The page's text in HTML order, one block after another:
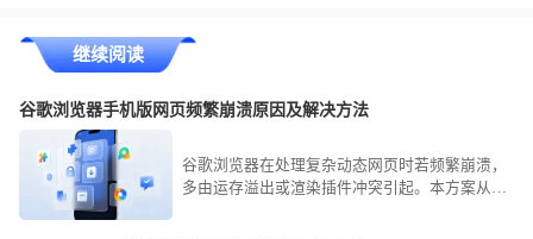
继续阅读
谷歌浏览器手机版网页频繁崩溃原因及解决方法
谷歌浏览器在处理复杂动态网页时若频繁崩溃，
多由运存溢出或渲染插件冲突引起。本方案从清